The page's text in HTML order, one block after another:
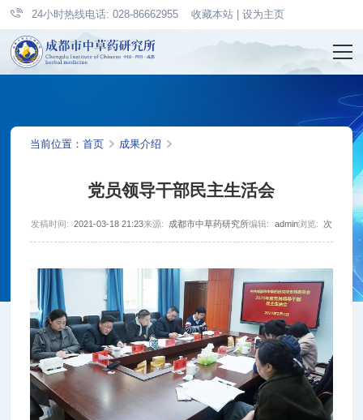
24小时热线电话: 028-86662955 收藏本站 设为主页
当前位置：首页 成果介绍
党员领导干部民主生活会
发稿时间: 2021-03-18 21:23来源: 成都市中草药研究所编辑: admin浏览: 次